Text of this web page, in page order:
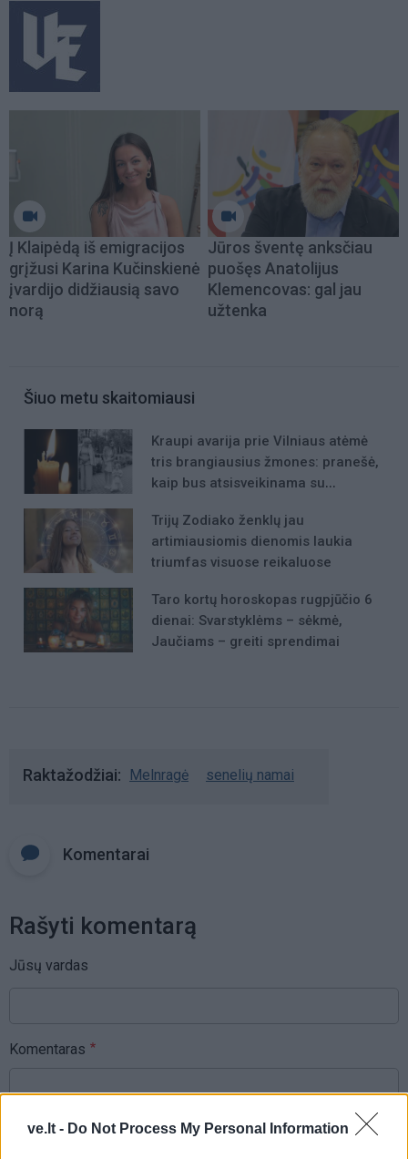
ve.lt - Do Not Process My Personal Information
Į Klaipėdą iš emigracijos
grįžusi Karina Kučinskienė
įvardijo didžiausią savo
norą
Jūros šventę anksčiau
puošęs Anatolijus
Klemencovas: gal jau
užtenka
Šiuo metu skaitomiausi
Kraupi avarija prie Vilniaus atėmė
tris brangiausius žmones: pranešė,
kaip bus atsisveikinama su
Trijų Zodiako ženklų jau
artimiausiomis dienomis laukia
triumfas visuose reikaluose
Taro kortų horoskopas rugpjūčio 6
dienai: Svarstyklėms – sėkmė,
Jaučiams – greiti sprendimai
Raktažodžiai Melnragė senelių namai
Komentarai
Rašyti komentarą
Jūsų vardas
Komentaras